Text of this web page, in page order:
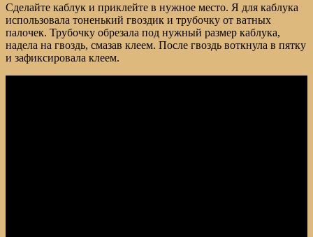
Сделайте каблук и приклейте в нужное место. Я для каблука
использовала тоненький гвоздик и трубочку от ватных
палочек. Трубочку обрезала под нужный размер каблука,
надела на гвоздь, смазав клеем. После гвоздь воткнула в пятку
и зафиксировала клеем.